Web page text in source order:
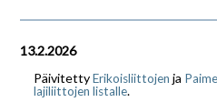
13.2.2026
PäivitettyErikoisliittojen ja
lajiliittojen listalle.